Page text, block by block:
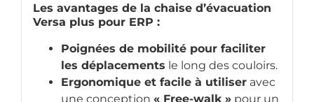
Les avantages de la chaise d’évacuation
Versa plus pour ERP :
Poignées de mobilité pour faciliter
les déplacements le long des couloirs.
Ergonomique et facile à utiliseravec
une conception « Free-walk »pour un